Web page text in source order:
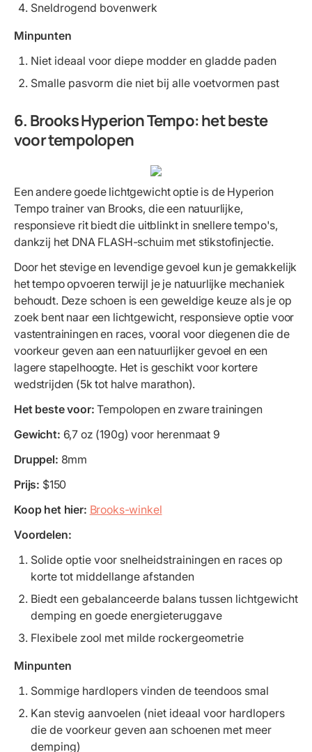
Sneldrogend bovenwerk
Minpunten
Niet ideaal voor diepe modder en gladde paden
Smalle pasvorm die niet bij alle voetvormen past
6. Brooks Hyperion Tempo: het beste
voor tempolopen
Een andere goede lichtgewicht optie is de Hyperion
Tempo trainer van Brooks, die een natuurlijke,
responsieve rit biedt die uitblinkt in snellere tempo's,
dankzij het DNA FLASH-schuim met stikstofinjectie.
Door het stevige en levendige gevoel kun je gemakkelijk
het tempo opvoeren terwijl je je natuurlijke mechaniek
behoudt. Deze schoen is een geweldige keuze als je op
zoek bent naar een lichtgewicht, responsieve optie voor
vastentrainingen en races, vooral voor diegenen die de
voorkeur geven aan een natuurlijker gevoel en een
lagere stapelhoogte. Het is geschikt voor kortere
wedstrijden (5k tot halve marathon).
Het beste voor: Tempolopen en zware trainingen
Gewicht: 6,7 oz (190g) voor herenmaat 9
Druppel: 8mm
Prijs: $150
Koop het hier: Brooks-winkel
Voordelen:
Solide optie voor snelheidstrainingen en races op
korte tot middellange afstanden
Biedt een gebalanceerde balans tussen lichtgewicht
demping en goede energieteruggave
Flexibele zool met milde rockergeometrie
Minpunten
Sommige hardlopers vinden de teendoos smal
Kan stevig aanvoelen (niet ideaal voor hardlopers
die de voorkeur geven aan schoenen met meer
demping)